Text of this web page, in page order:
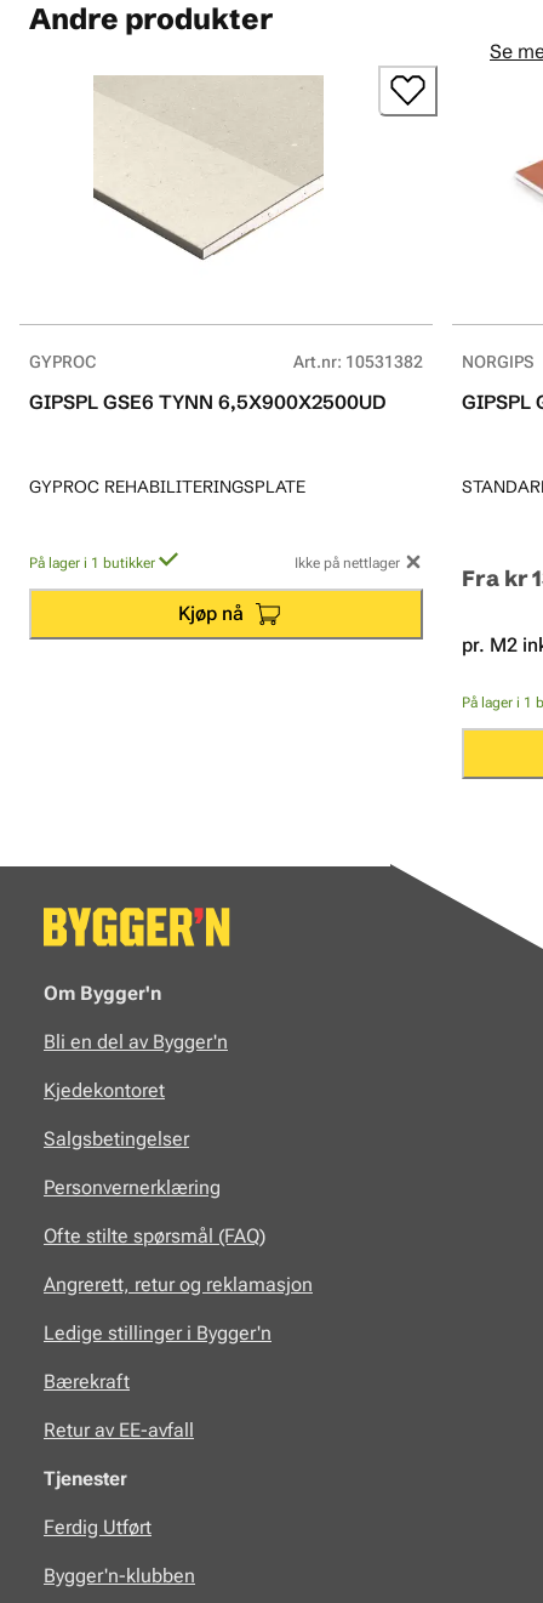
Andre produkter
Se
GYPROC Art.nr: 10531382
GIPSPL GSE6 TYNN 6,5X900X2500UD
GYPROC REHABILITERINGSPLATE
På lager i 1 butikker Ikke på nettlager
Kjøp nå
NORGIPS
GIPSPL
Fra kr
pr. M2
På lager i 1
Om Bygger'n
Bli en del av Bygger'n
Kjedekontoret
Salgsbetingelser
Personvernerklæring
Ofte stilte spørsmål (FAQ)
Angrerett, retur og reklamasjon
Ledige stillinger i Bygger'n
Bærekraft
Retur av EE-avfall
Tjenester
Ferdig Utført
Bygger'n-klubben